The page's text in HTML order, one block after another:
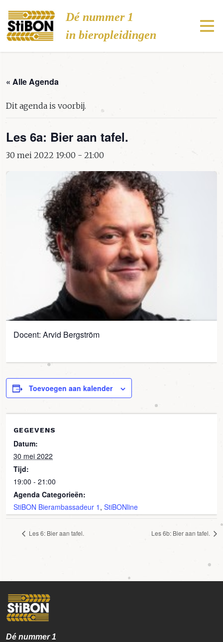
Stibon
Dé nummer 1
in bieropleidingen
« Alle Agenda
Dit agenda is voorbij.
Les 6a: Bier aan tafel.
30 mei 2022 19:00 - 21:00
Docent: Arvid Bergström
Toevoegen aan kalender
GEGEVENS
Datum:
30 mei 2022
Tijd:
19:00 - 21:00
Agenda Categorieën:
StiBON Bierambassadeur 1 , StiBONline
Les 6: Bier aan tafel. Les 6b: Bier aan tafel.
Dé nummer1